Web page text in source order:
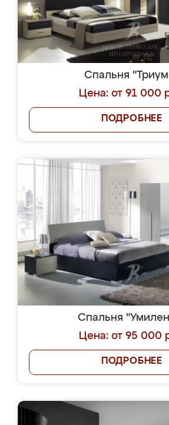
Спальня
Цена: от 91 000
ПОДРОБНЕЕ
Спальня
Цена: от 95 000
ПОДРОБНЕЕ